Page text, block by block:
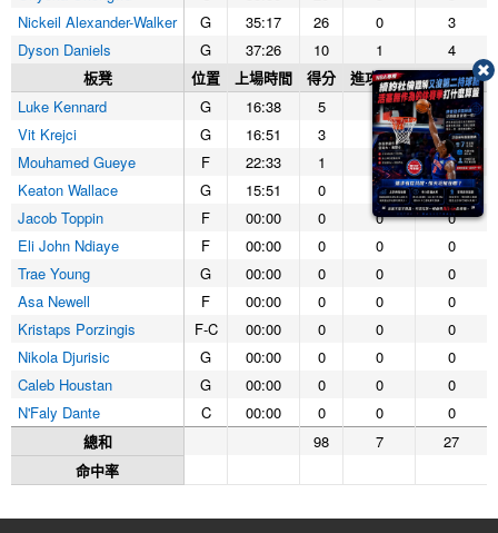
Nickeil Alexander-Walker
G 35:17 26 0
3
Dyson Daniels
G 37:26 10 1
4
板凳
位置 上場時間 得分 進攻籃板 防守籃板
Luke Kennard
G 16:38 5 0
1
Vit Krejci
G 16:51 3 0
2
Mouhamed Gueye
F 22:33 1 0
1
Keaton Wallace
G 15:51 0 0
2
Jacob Toppin
F 00:00 0 0
0
Eli John Ndiaye
F 00:00 0 0
0
Trae Young
G 00:00 0 0
0
Asa Newell
F 00:00 0 0
0
Kristaps Porzingis
F-C 00:00 0 0
0
Nikola Djurisic
G 00:00 0 0
0
Caleb Houstan
G 00:00 0 0
0
N'Faly Dante
C 00:00 0 0
0
總和
98 7
27
命中率